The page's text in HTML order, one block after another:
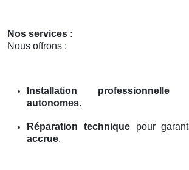
Nos services :
Nous offrons :
Installation professionnelle
autonomes.
Réparation techniquepour
accrue.